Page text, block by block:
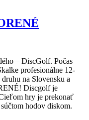
– DiscGolf. Počas
profesionálne 12-
na Slovensku a
Discgolf je
hry je prekonať
hodov diskom.